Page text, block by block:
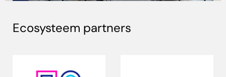
Ecosysteem partners